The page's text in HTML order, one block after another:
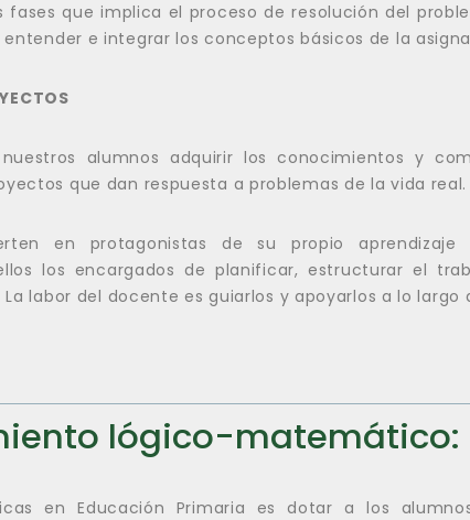
que implica el proceso de resolución del
e integrar los conceptos básicos de la
alumnos adquirir los conocimientos y
que dan respuesta a problemas de la vida real.
en protagonistas de su propio
los encargados de planificar, estructurar el
labor del docente es guiarlos y apoyarlos a lo largo
lógico-
en Educación Primaria es dotar a los